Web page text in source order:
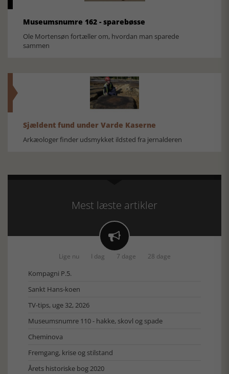
Museumsnumre 162 - sparebøsse
Ole Mortensøn fortæller om, hvordan man sparede
sammen
Sjældent fund under Varde Kaserne
Arkæologer finder udsmykket ildsted fra jernalderen
Mest læste artikler

Lige nu I dag 7 dage 28 dage
Kompagni P.5.
Sankt Hans-koen
TV-tips, uge 32, 2026
Museumsnumre 110 - hakke, skovl og spade
Cheminova
Fremgang, krise og stilstand
Årets historiske bog 2020